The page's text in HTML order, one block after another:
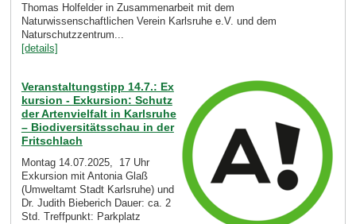
Thomas Holfelder in Zusammenarbeit mit dem
Naturwissenschaftlichen Verein Karlsruhe e.V. und dem
Naturschutzzentrum...
[details]
Veranstaltungstipp 14.7.: Ex
kursion - Exkursion: Schutz
der Artenvielfalt in Karlsruhe
– Biodiversitätsschau in der
Fritschlach
Montag 14.07.2025, 17 Uhr
Exkursion mit Antonia Glaß
(Umweltamt Stadt Karlsruhe) und
Dr. Judith Bieberich Dauer: ca. 2
Std. Treffpunkt: Parkplatz